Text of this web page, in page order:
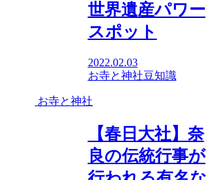
世界遺産パワー
スポット
2022.02.03
お寺と神社豆知識
お寺と神社
【春日大社】奈
良の伝統行事が